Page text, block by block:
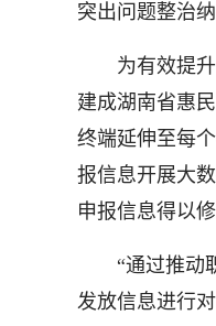
突出问题整治
为有效提升
建成湖南省惠
终端延伸至每
报信息开展大
申报信息得以
“通过推动职
发放信息进行